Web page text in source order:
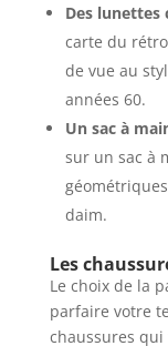
Des lunettes
carte du
de vue au
années 60.
Un sac à
sur un sac à
daim.
Les
Le choix de la
parfaire votre
chaussures